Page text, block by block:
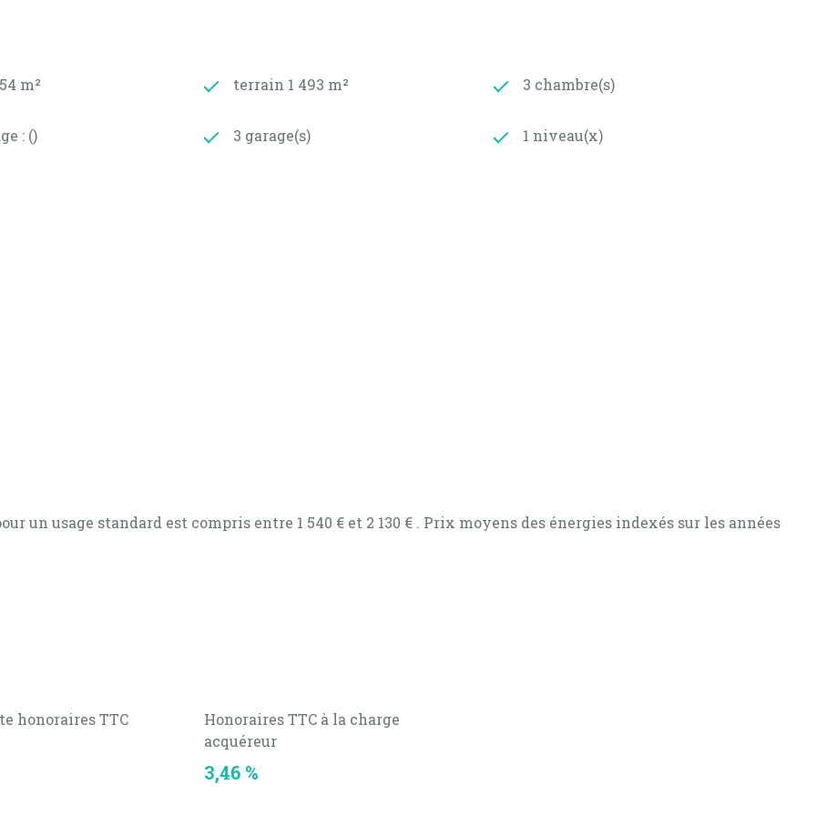
postes techniques ont déjà été traités, permettant d’envisager une remise en valeur dans de
2009
en double vitrage et chauffage central au gaz alimenté par une chaudière à condensation
l’étage, 2 chambres, salle de douche/WC
de la propriété
deux logements (justificatifs disponibles, cahier de factures).
d’hôtes… Un potentiel de développement.
m² terrain 1 493 m² 3 chambre(s)
: () 3 garage(s) 1 niveau(x)
un usage standard est compris entre 1 540 € et 2 130 € . Prix moyens des énergies indexés sur les années
honoraires TTC
Honoraires TTC à la charge
acquéreur
3,46 %